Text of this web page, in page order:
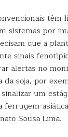
têm
sistemas por
que a
sinais
alertas no
da soja, por
um
ferrugem-
Sousa Lima.